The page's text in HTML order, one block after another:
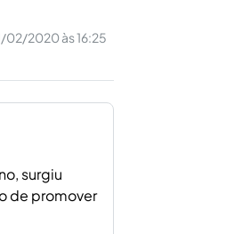
02/2020 às 16:25
surgiu
de promover